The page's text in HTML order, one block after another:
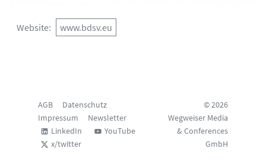
Website www.bdsv.eu
AGB
Datenschutz
Impressum
Newsletter
LinkedIn
YouTube
x/twitter
© 2026
Wegweiser Media
& Conferences
GmbH